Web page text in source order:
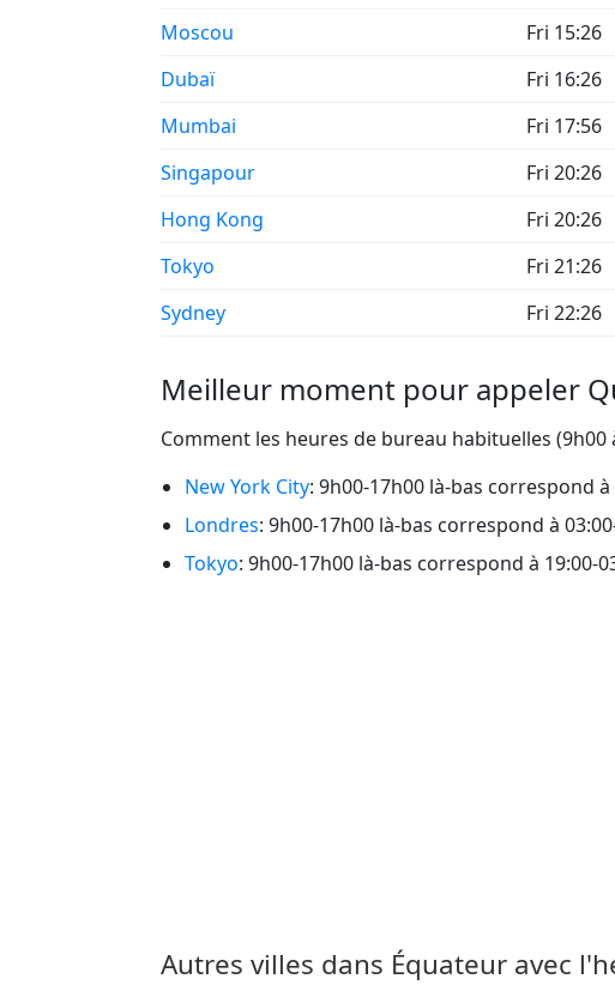
Moscou
Fri 15:26
Dubaï
Fri 16:26
Mumbai
Fri 17:56
Singapour
Fri 20:26
Hong Kong
Fri 20:26
Tokyo
Fri 21:26
Sydney
Fri 22:26
Meilleur moment pour appeler
Comment les heures de bureau habituelles
New York City: 9h00-17h00 là-bas correspond
Londres: 9h00-17h00 là-bas correspond à
Tokyo: 9h00-17h00 là-bas correspond à 19:00-
Autres villes dans Équateur avec